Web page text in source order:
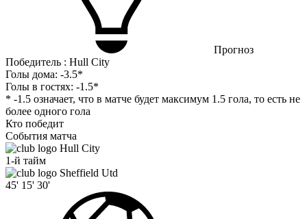
Прогноз
Победитель : Hull City
Голы дома: -3.5*
Голы в гостях: -1.5*
* -1.5 означает, что в матче будет максимум 1.5 гола, то есть не
более одного гола
Кто победит
События матча
Hull City
1-й тайм
Sheffield Utd
45' 15' 30'